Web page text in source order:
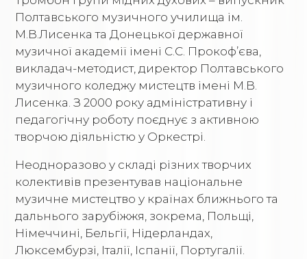
Полтавського музичного училища ім.
М.В.Лисенка та Донецької державної
музичної академії імені С.С. Прокоф’єва,
викладач-методист, директор Полтавського
музичного коледжу мистецтв імені М.В.
Лисенка. З 2000 року адміністративну і
педагогічну роботу поєднує з активною
творчою діяльністю у Оркестрі.
Неодноразово у складі різних творчих
колективів презентував національне
музичне мистецтво у країнах ближнього та
дальнього зарубіжжя, зокрема, Польщі,
Німеччині, Бельгії, Нідерландах,
Люксембурзі, Італії, Іспанії, Португалії.